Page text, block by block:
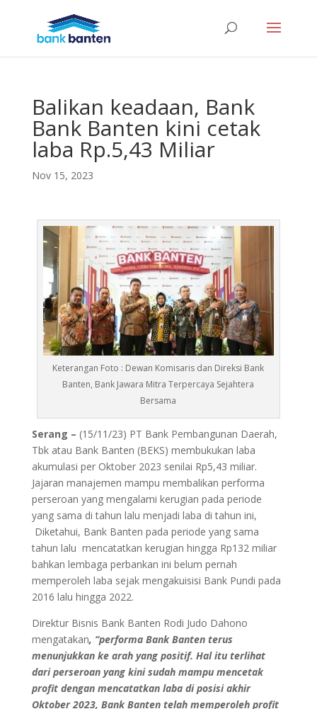
Balikan keadaan, Bank
Bank Banten kini cetak
laba Rp.5,43 Miliar
Nov 15, 2023
Keterangan Foto : Dewan Komisaris dan Direksi Bank
Banten, Bank Jawara Mitra Terpercaya Sejahtera
Bersama
Serang – (15/11/23) PT Bank Pembangunan Daerah,
Tbk atau Bank Banten (BEKS) membukukan laba
akumulasi per Oktober 2023 senilai Rp5,43 miliar.
Jajaran manajemen mampu membalikan performa
perseroan yang mengalami kerugian pada periode
yang sama di tahun lalu menjadi laba di tahun ini,
Diketahui, Bank Banten pada periode yang sama
tahun lalu mencatatkan kerugian hingga Rp132 miliar
bahkan lembaga perbankan ini belum pernah
memperoleh laba sejak mengakuisisi Bank Pundi pada
2016 lalu hingga 2022.
Direktur Bisnis Bank Banten Rodi Judo Dahono
mengatakan, “performa Bank Banten terus
menunjukkan ke arah yang positif. Hal itu terlihat
dari perseroan yang kini sudah mampu mencetak
profit dengan mencatatkan laba di posisi akhir
Oktober 2023, Bank Banten telah memperoleh profit